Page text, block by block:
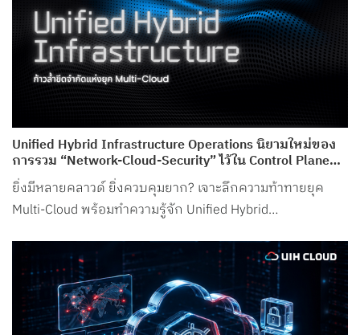
Unified Hybrid Infrastructure Operations นิยามใหม่ของ
การรวม “Network-Cloud-Security” ไว้ใน Control Plane
เดียว จาก UIH Cloud
ยิ่งมีหลายคลาวด์ ยิ่งควบคุมยาก? เจาะลึกความท้าทายยุค
Multi-Cloud พร้อมทำความรู้จัก Unified Hybrid